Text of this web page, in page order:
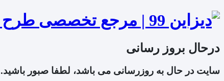
درحال بروز رسانی
سایت در حال به روزرسانی می باشد، لطفا صبور باشید.